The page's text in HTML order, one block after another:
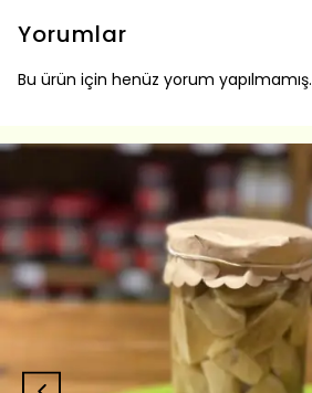
Yorumlar
Bu ürün için henüz yorum yapılmamış.